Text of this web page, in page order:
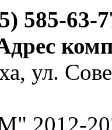
585-63-
ул.